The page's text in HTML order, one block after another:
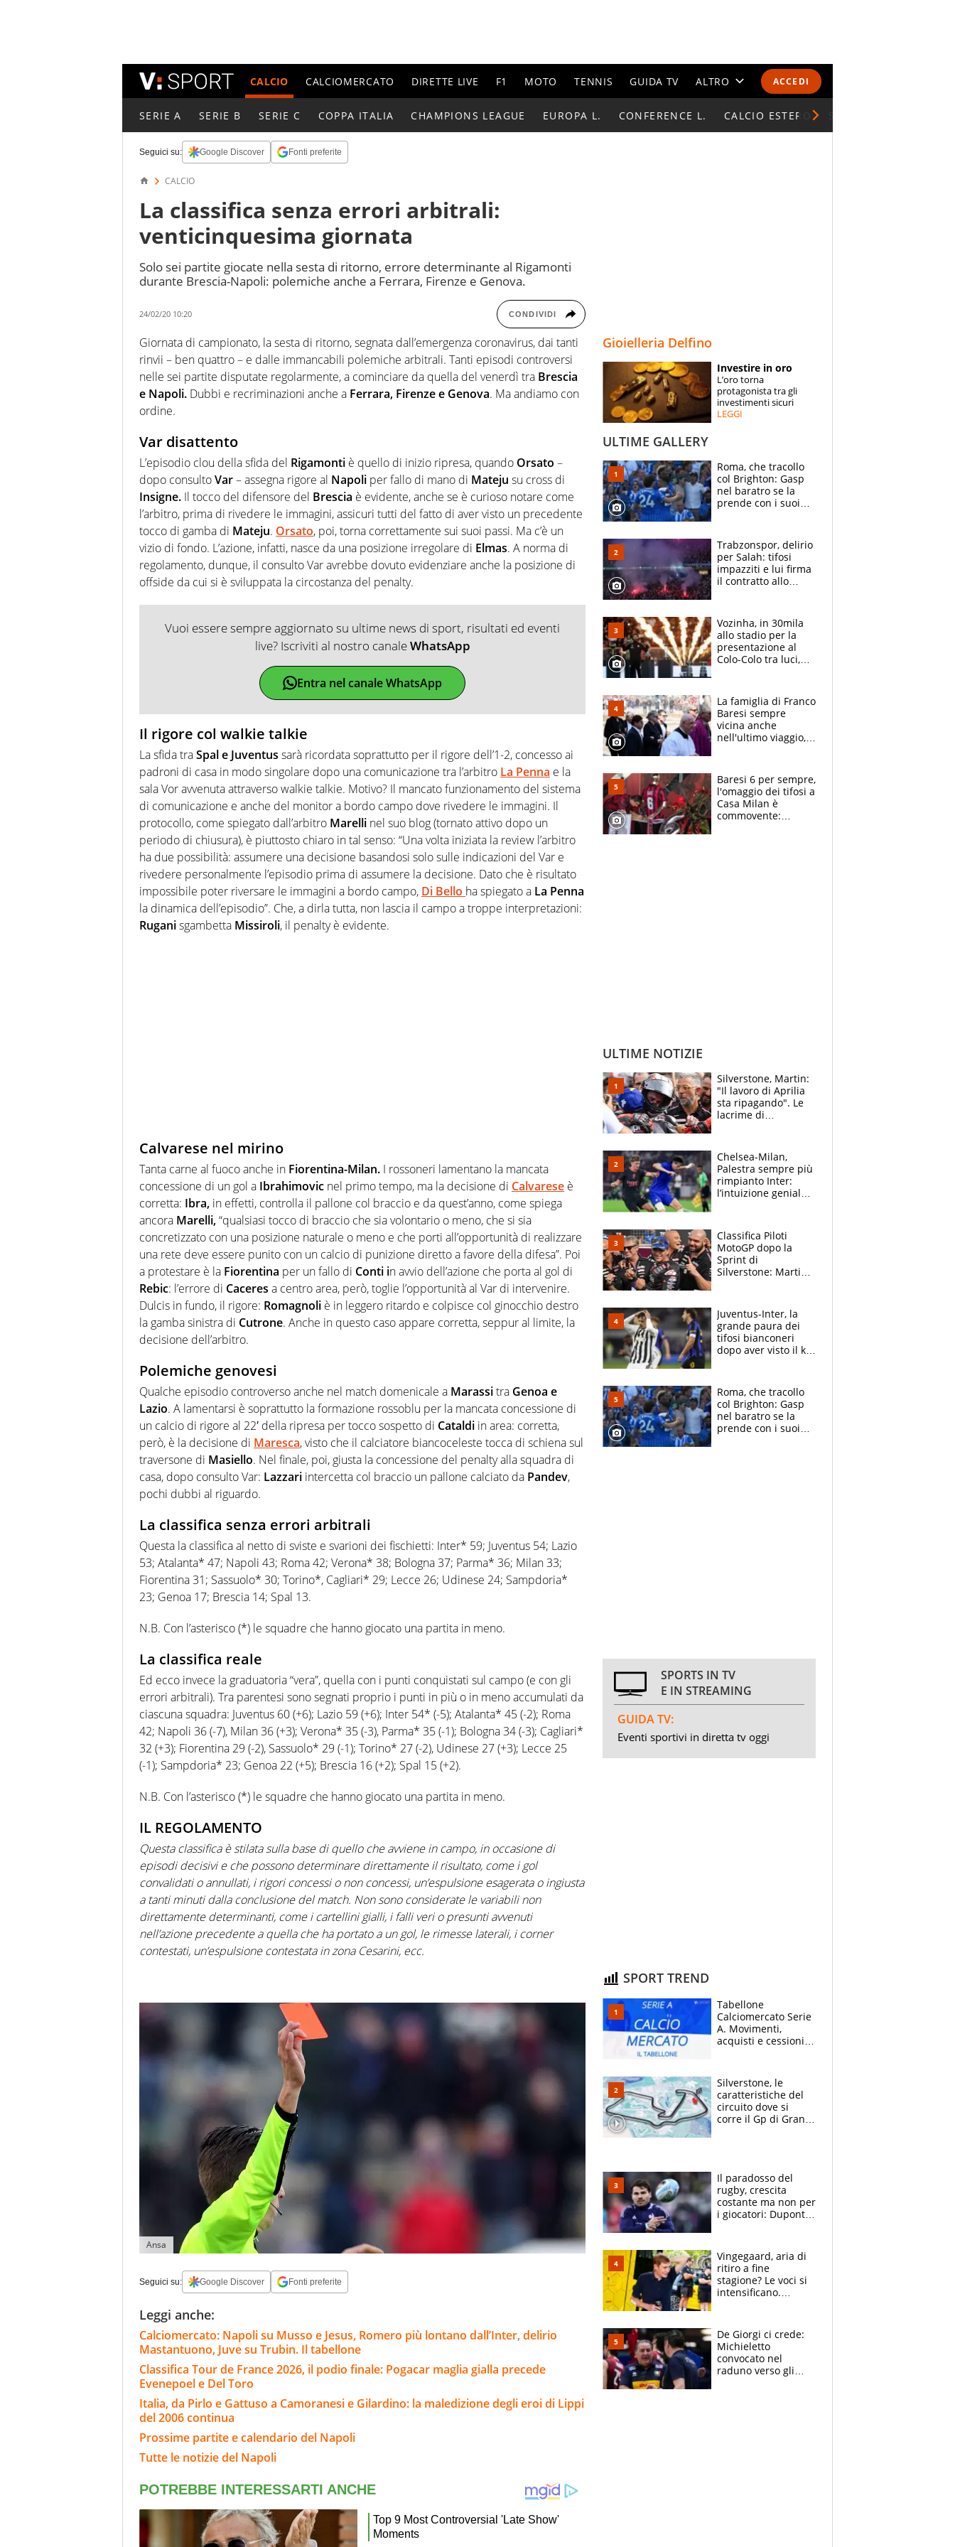
ACCEDI
CALCIO CALCIOMERCATO DIRETTE LIVE F1 MOTO TENNIS GUIDA TV ALTRO
CALENDARI E CLASSIFICHE
ESPERTI
CONTATTI
SERIE A SERIE B SERIE C COPPA ITALIA CHAMPIONS LEAGUE EUROPA L. CONFERENCE L. CALCIO ESTERO
Seguici su: Google Discover Fonti preferite
CALCIO
La classifica senza errori arbitrali:
venticinquesima giornata
Solo sei partite giocate nella sesta di ritorno, errore determinante al Rigamonti
durante Brescia-Napoli: polemiche anche a Ferrara, Firenze e Genova.
24/02/20 10:20 CONDIVIDI
Giornata di campionato, la sesta di ritorno, segnata dall’emergenza coronavirus, dai tanti
rinvii – ben quattro – e dalle immancabili polemiche arbitrali. Tanti episodi controversi
nelle sei partite disputate regolarmente, a cominciare da quella del venerdì tra Brescia
e Napoli. Dubbi e recriminazioni anche a Ferrara, Firenze e Genova. Ma andiamo con
ordine.
Var disattento
L’episodio clou della sfida del Rigamonti è quello di inizio ripresa, quando Orsato –
dopo consultoVar– assegna rigore al Napoli per fallo di mano di Mateju su cross di
Insigne. Il tocco del difensore del Brescia è evidente, anche se è curioso notare come
l’arbitro, prima di rivedere le immagini, assicuri tutti del fatto di aver visto un precedente
tocco di gamba di Mateju. Orsato, poi, torna correttamente sui suoi passi. Ma c’è un
vizio di fondo. L’azione, infatti, nasce da una posizione irregolare di Elmas. A norma di
regolamento, dunque, il consulto Var avrebbe dovuto evidenziare anche la posizione di
offside da cui si è sviluppata la circostanza del penalty.
Vuoi essere sempre aggiornato su ultime news di sport, risultati ed eventi
live? Iscriviti al nostro canaleWhatsApp
Entra nel canale WhatsApp
Il rigore col walkie talkie
La sfida traSpal e Juventus sarà ricordata soprattutto per il rigore dell’1-2, concesso ai
padroni di casa in modo singolare dopo una comunicazione tra l’arbitro La Penna e la
sala Vor avvenuta attraverso walkie talkie. Motivo? Il mancato funzionamento del sistema
di comunicazione e anche del monitor a bordo campo dove rivedere le immagini. Il
protocollo, come spiegato dall’arbitro Marelli nel suo blog (tornato attivo dopo un
periodo di chiusura), è piuttosto chiaro in tal senso: “Una volta iniziata la review l’arbitro
ha due possibilità: assumere una decisione basandosi solo sulle indicazioni del Var e
rivedere personalmente l’episodio prima di assumere la decisione. Dato che è risultato
impossibile poter riversare le immagini a bordo campo, Di Bello ha spiegato a La Penna
la dinamica dell’episodio”. Che, a dirla tutta, non lascia il campo a troppe interpretazioni:
Ruganisgambetta Missiroli, il penalty è evidente.
Calvarese nel mirino
Tanta carne al fuoco anche in Fiorentina-Milan. I rossoneri lamentano la mancata
concessione di un gol a Ibrahimovic nel primo tempo, ma la decisione di Calvarese è
corretta: Ibra, in effetti, controlla il pallone col braccio e da quest’anno, come spiega
ancora Marelli,“qualsiasi tocco di braccio che sia volontario o meno, che si sia
concretizzato con una posizione naturale o meno e che porti all’opportunità di realizzare
una rete deve essere punito con un calcio di punizione diretto a favore della difesa”. Poi
a protestare è la Fiorentina per un fallo di Conti in avvio dell’azione che porta al gol di
Rebic: l’errore di Caceres a centro area, però, toglie l’opportunità al Var di intervenire.
Dulcis in fundo, il rigore: Romagnoli è in leggero ritardo e colpisce col ginocchio destro
la gamba sinistra di Cutrone. Anche in questo caso appare corretta, seppur al limite, la
decisione dell’arbitro.
Polemiche genovesi
Qualche episodio controverso anche nel match domenicale a Marassitra Genoa e
Lazio. A lamentarsi è soprattutto la formazione rossoblu per la mancata concessione di
un calcio di rigore al 22′ della ripresa per tocco sospetto di Cataldi in area: corretta,
però, è la decisione di Maresca, visto che il calciatore biancoceleste tocca di schiena sul
traversone di Masiello. Nel finale, poi, giusta la concessione del penalty alla squadra di
casa, dopo consulto Var: Lazzari intercetta col braccio un pallone calciato da Pandev,
pochi dubbi al riguardo.
La classifica senza errori arbitrali
Questa la classifica al netto di sviste e svarioni dei fischietti: Inter* 59; Juventus 54; Lazio
53; Atalanta* 47; Napoli 43; Roma 42; Verona* 38; Bologna 37; Parma* 36; Milan 33;
Fiorentina 31; Sassuolo* 30; Torino*, Cagliari* 29; Lecce 26; Udinese 24; Sampdoria*
23; Genoa 17; Brescia 14; Spal 13.
N.B. Con l’asterisco (*) le squadre che hanno giocato una partita in meno.
La classifica reale
Ed ecco invece la graduatoria “vera”, quella con i punti conquistati sul campo (e con gli
errori arbitrali). Tra parentesi sono segnati proprio i punti in più o in meno accumulati da
ciascuna squadra: Juventus 60 (+6); Lazio 59 (+6); Inter 54* (-5); Atalanta* 45 (-2); Roma
42; Napoli 36 (-7), Milan 36 (+3); Verona* 35 (-3), Parma* 35 (-1); Bologna 34 (-3); Cagliari*
32 (+3); Fiorentina 29 (-2), Sassuolo* 29 (-1); Torino* 27 (-2), Udinese 27 (+3); Lecce 25
(-1); Sampdoria* 23; Genoa 22 (+5); Brescia 16 (+2); Spal 15 (+2).
N.B. Con l’asterisco (*) le squadre che hanno giocato una partita in meno.
IL REGOLAMENTO
Questa classifica è stilata sulla base di quello che avviene in campo, in occasione di
episodi decisivi e che possono determinare direttamente il risultato, come i gol
convalidati o annullati, i rigori concessi o non concessi, un’espulsione esagerata o ingiusta
a tanti minuti dalla conclusione del match. Non sono considerate le variabili non
direttamente determinanti, come i cartellini gialli, i falli veri o presunti avvenuti
nell’azione precedente a quella che ha portato a un gol, le rimesse laterali, i corner
contestati, un’espulsione contestata in zona Cesarini, ecc.
Ansa
Seguici su: Google Discover Fonti preferite
Leggi anche:
Calciomercato: Napoli su Musso e Jesus, Romero più lontano dall’Inter, delirio
Mastantuono, Juve su Trubin. Il tabellone
Classifica Tour de France 2026, il podio finale: Pogacar maglia gialla precede
Evenepoel e Del Toro
Italia, da Pirlo e Gattuso a Camoranesi e Gilardino: la maledizione degli eroi di Lippi
del 2006 continua
Prossime partite e calendario del Napoli
Tutte le notizie del Napoli
Gioielleria Delfino
Investire in oro
L’oro torna
protagonista tra gli
investimenti sicuri
LEGGI
ULTIME GALLERY
Roma, che tracollo
col Brighton: Gasp
nel baratro se la
prende con i suoi
Trabzonspor, delirio
per Salah: tifosi
impazziti e lui firma
il contratto allo
Vozinha, in 30mila
allo stadio per la
presentazione al
Colo-Colo tra luci,
La famiglia di Franco
Baresi sempre
vicina anche
nell'ultimo viaggio,
circondati
dall'affetto dei tifosi
Baresi 6 per sempre,
l'omaggio dei tifosi a
Casa Milan è
commovente:
ULTIME NOTIZIE
Silverstone, Martin:
"Il lavoro di Aprilia
sta ripagando". Le
lacrime di
la gara domani"
Chelsea-Milan,
Palestra sempre più
rimpianto Inter:
l’intuizione geniale
Classifica Piloti
MotoGP dopo la
Sprint di
Silverstone: Martin
Marquez
Juventus-Inter, la
grande paura dei
tifosi bianconeri
dopo aver visto il ko
Roma, che tracollo
col Brighton: Gasp
nel baratro se la
prende con i suoi
SPORTS IN TV
E IN STREAMING
GUIDA TV:
Eventi sportivi in diretta tv oggi
SPORT TREND
Tabellone
Calciomercato Serie
A. Movimenti,
acquisti e cessioni:
Silverstone, le
caratteristiche del
circuito dove si
corre il Gp di Gran
Il paradosso del
rugby, crescita
costante ma non per
i giocatori: Dupont
solo 1,4 milioni
all'anno
Vingegaard, aria di
ritiro a fine
stagione? Le voci si
intensificano.
vuole la Roubaix
De Giorgi ci crede:
Michieletto
convocato nel
raduno verso gli